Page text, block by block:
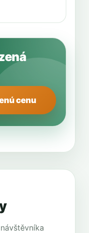
cenu